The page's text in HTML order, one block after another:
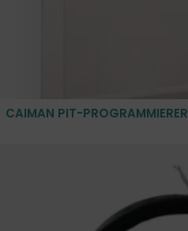
CAIMAN PIT-PROGRAMMIERER